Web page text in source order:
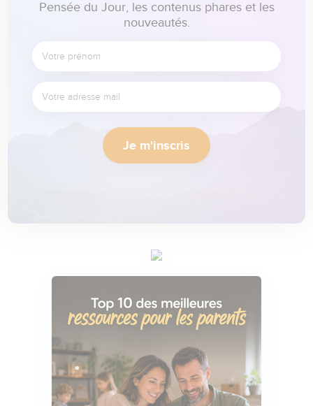
Pensée du Jour, les contenus phares et les
nouveautés.
Je m'inscris